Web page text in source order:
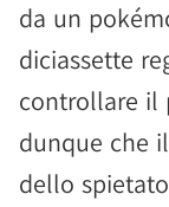
da un
diciassette
controllare il
dunque che
dello